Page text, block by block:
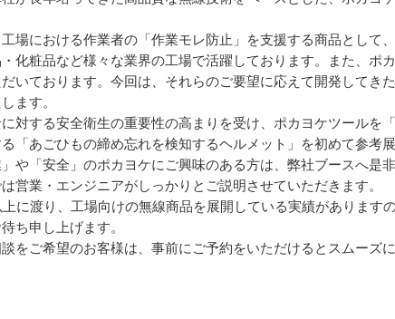
場における作業者の「作業モレ防止」を支援する商品として
化粧品など様々な業界の工場で活躍しております。また、ポ
いております。今回は、それらのご要望に応えて開発してき
ます。
対する安全衛生の重要性の高まりを受け、ポカヨケツールを
「あごひもの締め忘れを検知するヘルメット」を初めて参考展
や「安全」のポカヨケにご興味のある方は、弊社ブースへ是
営業・エンジニアがしっかりとご説明させていただきます。
に渡り、工場向けの無線商品を展開している実績があります
ち申し上げます。
をご希望のお客様は、事前にご予約をいただけるとスムーズ